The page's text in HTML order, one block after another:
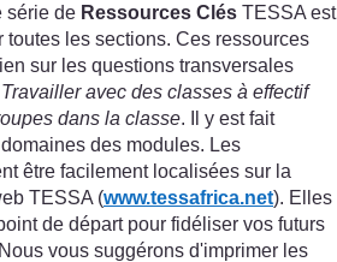
série de Ressources Clés TESSA est
les sections. Ces ressources
sur les questions transversales
Travailler avec des classes à effectif
dans la classe. Il y est fait
des modules. Les
être facilement localisées sur la
TESSA (www.tessafrica.net). Elles
de départ pour fidéliser vos futurs
vous suggérons d'imprimer les